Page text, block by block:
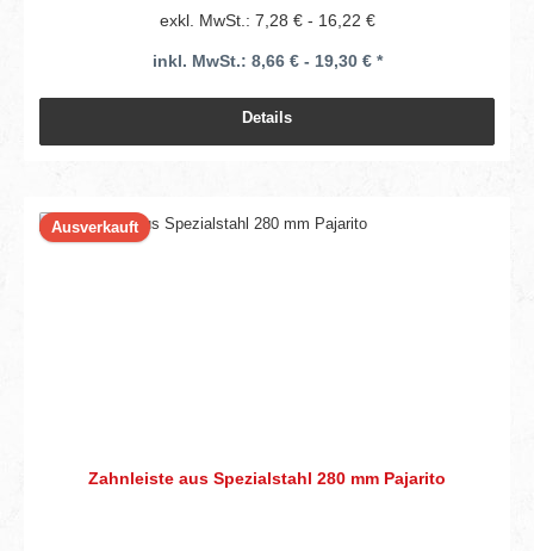
exkl. MwSt.: 7,28 € - 16,22 €
inkl. MwSt.: 8,66 € - 19,30 € *
Details
Ausverkauft
Zahnleiste aus Spezialstahl 280 mm Pajarito